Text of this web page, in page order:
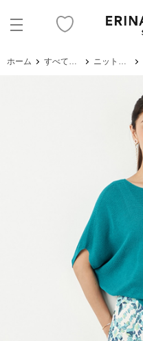
ホーム すべてのアイテム ニット・セーター